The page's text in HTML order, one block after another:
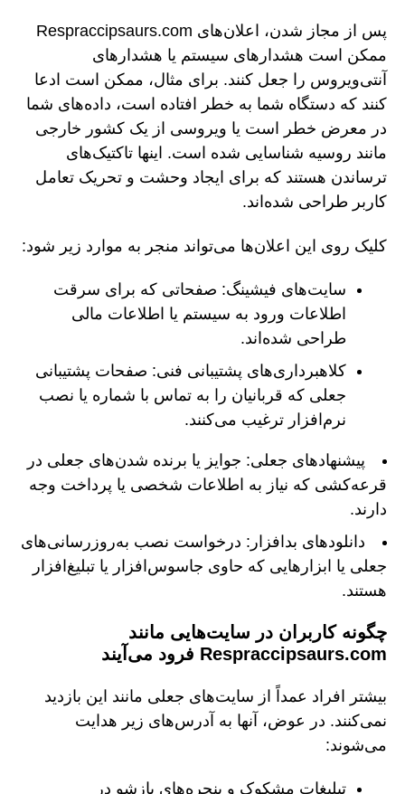
پس از مجاز شدن، اعلان‌های Respraccipsaurs.com
ممکن است هشدارهای سیستم یا هشدارهای
آنتی‌ویروس را جعل کنند. برای مثال، ممکن است ادعا
کنند که دستگاه شما به خطر افتاده است، داده‌های شما
در معرض خطر است یا ویروسی از یک کشور خارجی
مانند روسیه شناسایی شده است. اینها تاکتیک‌های
ترساندن هستند که برای ایجاد وحشت و تحریک تعامل
کاربر طراحی شده‌اند.
کلیک روی این اعلان‌ها می‌تواند منجر به موارد زیر شود:
سایت‌های فیشینگ: صفحاتی که برای سرقت
اطلاعات ورود به سیستم یا اطلاعات مالی
طراحی شده‌اند.
کلاهبرداری‌های پشتیبانی فنی: صفحات پشتیبانی
جعلی که قربانیان را به تماس با شماره یا نصب
نرم‌افزار ترغیب می‌کنند.
پیشنهادهای جعلی: جوایز یا برنده شدن‌های جعلی در
قرعه‌کشی که نیاز به اطلاعات شخصی یا پرداخت وجه
دارند.
دانلودهای بدافزار: درخواست نصب به‌روزرسانی‌های
جعلی یا ابزارهایی که حاوی جاسوس‌افزار یا تبلیغ‌افزار
هستند.
چگونه کاربران در سایت‌هایی مانند
Respraccipsaurs.com فرود می‌آیند
بیشتر افراد عمداً از سایت‌های جعلی مانند این بازدید
نمی‌کنند. در عوض، آنها به آدرس‌های زیر هدایت
می‌شوند:
تبلیغات مشکوک و پنجره‌های بازشو در